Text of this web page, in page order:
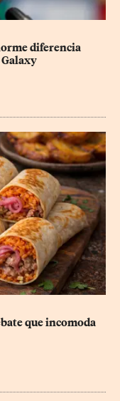
diferencia
que incomoda